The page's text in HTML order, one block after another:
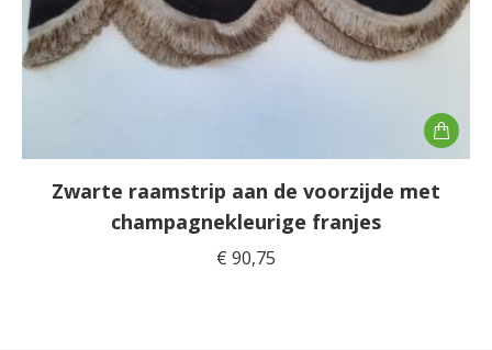
Zwarte raamstrip aan de voorzijde met
champagnekleurige franjes
€ 90,75